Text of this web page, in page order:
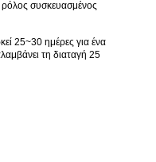
ρόλος συσκευασμένος
25~30 ημέρες για ένα
τη διαταγή 25